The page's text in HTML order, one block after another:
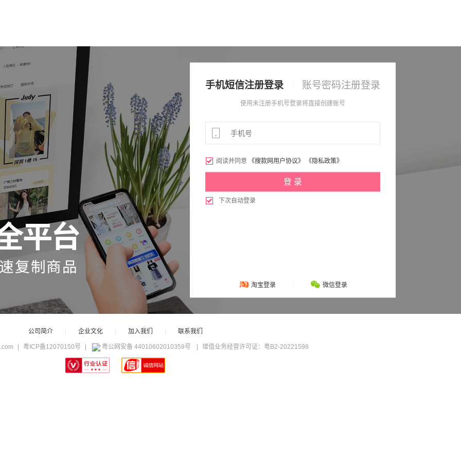
手机短信注册登录 账号密码注册登录
使用未注册手机号登录将直接创建账号
 阅读并同意 《搜款网用户协议》 《隐私政策》
 下次自动登录
淘宝登录 微信登录
公司简介 企业文化 加入我们 联系我们
粤ICP备12070150号 粤公网安备 44010602010359号 增值业务经营许可证：粤B2-20221598